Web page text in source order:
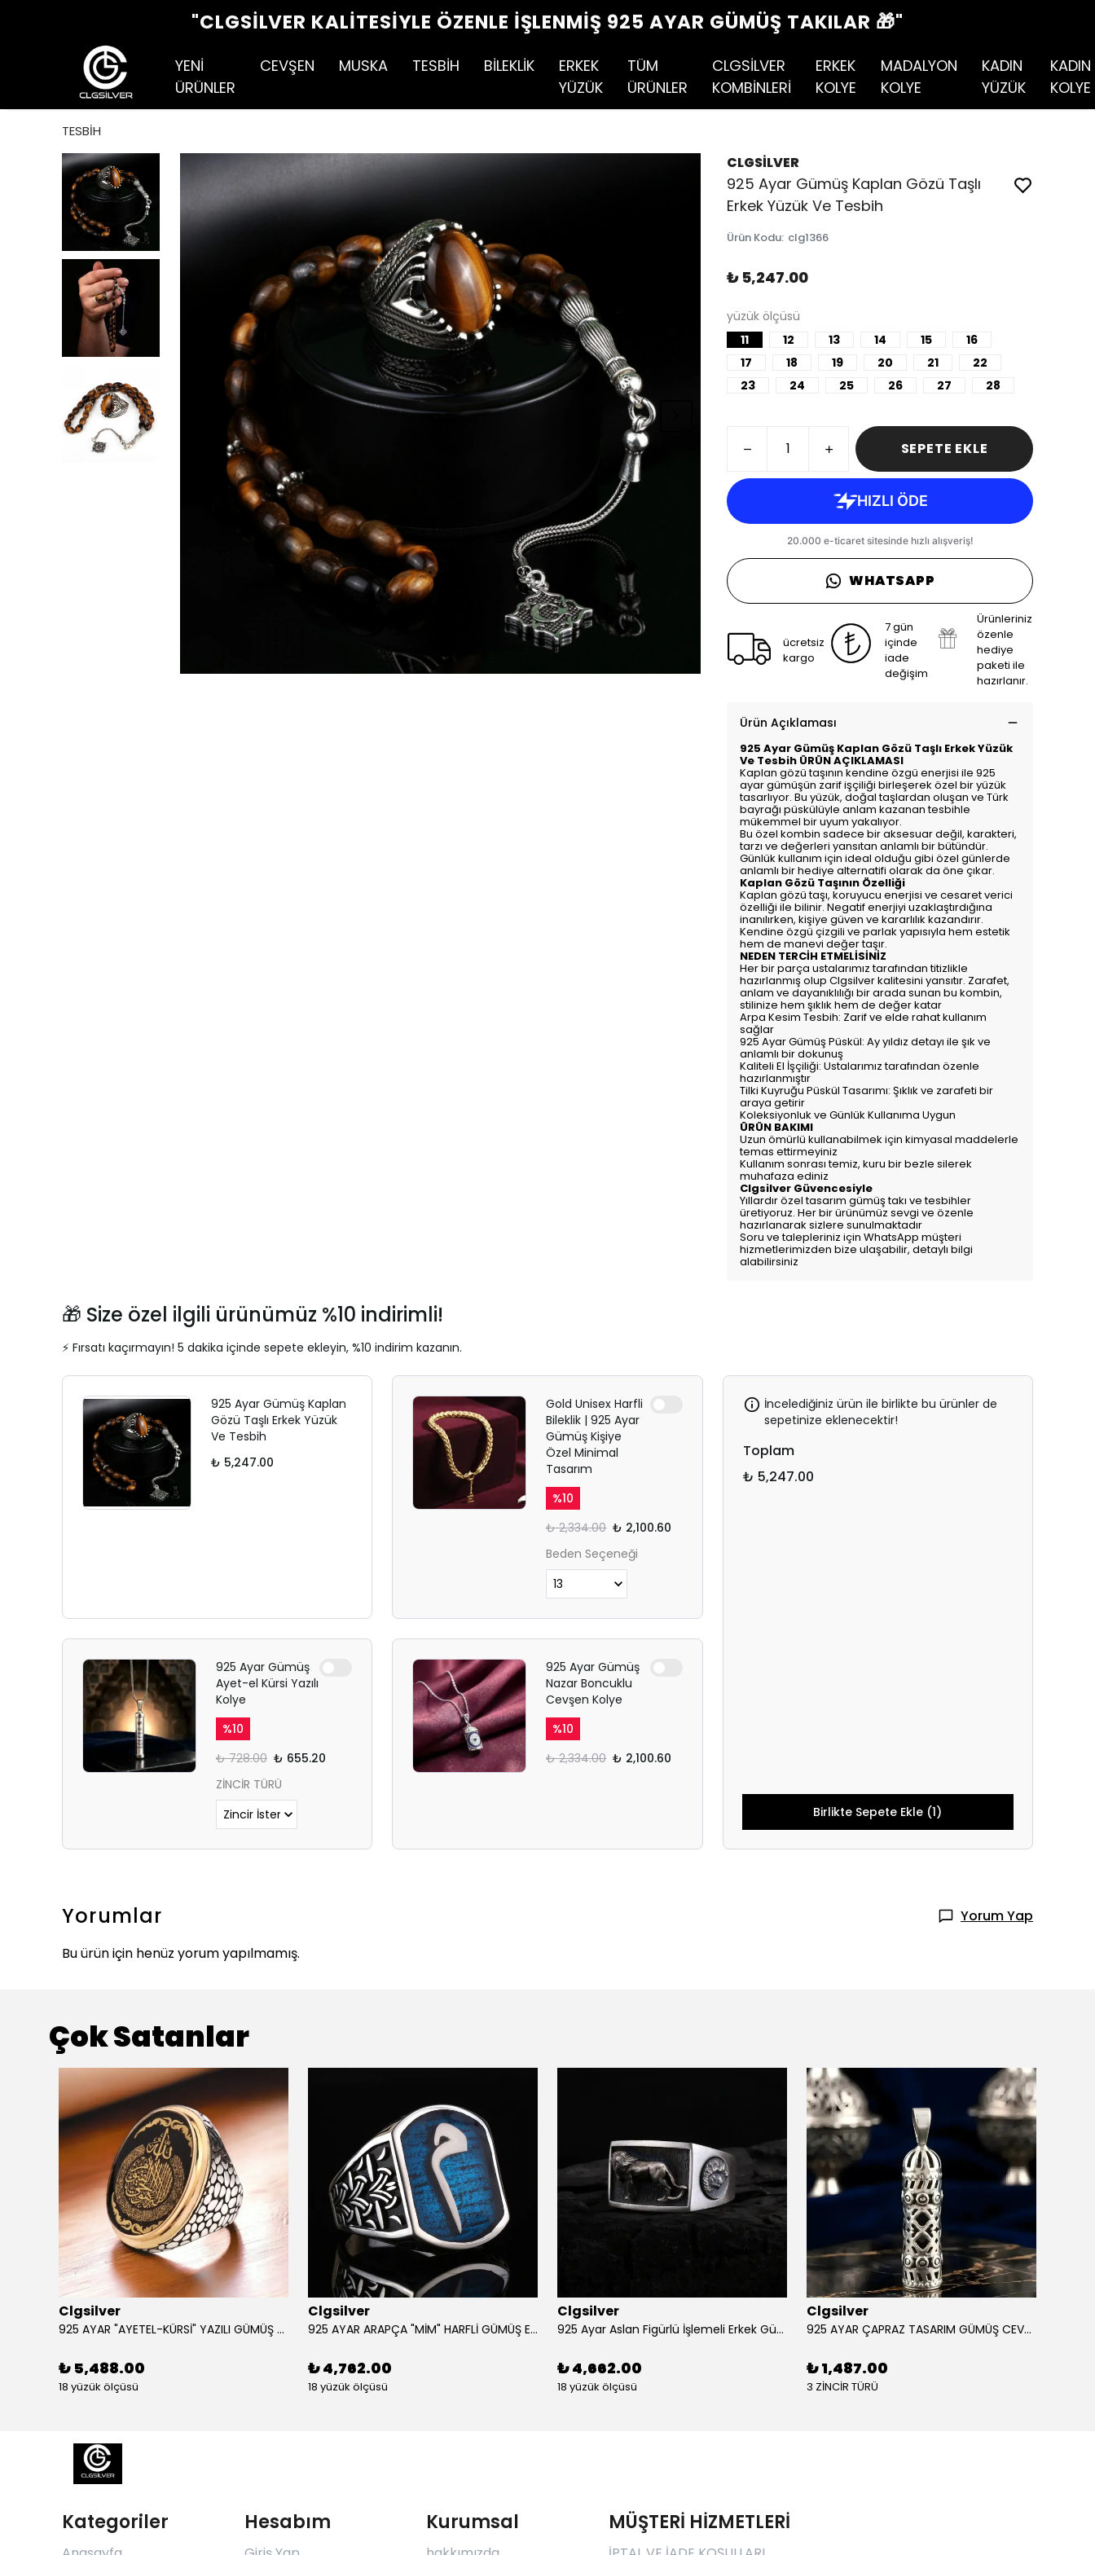
"CLGSILVER KALITESIYLE ÖZENLE İŞLENMIŞ 925 AYAR GÜMÜŞ TAKILAR 🎁"
YENİ
ÜRÜNLER
CEVŞEN MUSKA TESBİH BİLEKLİK
ERKEK
YÜZÜK
TÜM
ÜRÜNLER
CLGSİLVER
KOMBİNLERİ
ERKEK
KOLYE
MADALYON
KOLYE
KADIN
YÜZÜK
KADIN
KOLYE
TESBİH
CLGSİLVER
925 Ayar Gümüş Kaplan Gözü Taşlı
Erkek Yüzük Ve Tesbih
Ürün Kodu: clg1366
₺ 5,247.00
yüzük ölçüsü
11
12 13 14 15
16
17
18 19 20 21
22
23
24 25 26 27 28
SEPETE EKLE
WHATSAPP
ücretsiz
kargo
7 gün
içinde
iade
değişim
Ürünleriniz
özenle
hediye
paketi ile
hazırlanır.
Ürün Açıklaması
925 Ayar Gümüş Kaplan Gözü Taşlı Erkek Yüzük
Ve Tesbih ÜRÜN AÇIKLAMASI
Kaplan gözü taşının kendine özgü enerjisi ile 925
ayar gümüşün zarif işçiliği birleşerek özel bir yüzük
tasarlıyor. Bu yüzük, doğal taşlardan oluşan ve Türk
bayrağı püskülüyle anlam kazanan tesbihle
mükemmel bir uyum yakalıyor.
Bu özel kombin sadece bir aksesuar değil, karakteri,
tarzı ve değerleri yansıtan anlamlı bir bütündür.
Günlük kullanım için ideal olduğu gibi özel günlerde
anlamlı bir hediye alternatifi olarak da öne çıkar.
Kaplan Gözü Taşının Özelliği
Kaplan gözü taşı, koruyucu enerjisi ve cesaret verici
özelliği ile bilinir. Negatif enerjiyi uzaklaştırdığına
inanılırken, kişiye güven ve kararlılık kazandırır.
Kendine özgü çizgili ve parlak yapısıyla hem estetik
hem de manevi değer taşır.
NEDEN TERCİH ETMELİSİNİZ
Her bir parça ustalarımız tarafından titizlikle
hazırlanmış olup Clgsilver kalitesini yansıtır. Zarafet,
anlam ve dayanıklılığı bir arada sunan bu kombin,
stilinize hem şıklık hem de değer katar
Arpa Kesim Tesbih: Zarif ve elde rahat kullanım
sağlar
925 Ayar Gümüş Püskül: Ay yıldız detayı ile şık ve
anlamlı bir dokunuş
Kaliteli El İşçiliği: Ustalarımız tarafından özenle
hazırlanmıştır
Tilki Kuyruğu Püskül Tasarımı: Şıklık ve zarafeti bir
araya getirir
Koleksiyonluk ve Günlük Kullanıma Uygun
ÜRÜN BAKIMI
Uzun ömürlü kullanabilmek için kimyasal maddelerle
temas ettirmeyiniz
Kullanım sonrası temiz, kuru bir bezle silerek
muhafaza ediniz
Clgsilver Güvencesiyle
Yıllardır özel tasarım gümüş takı ve tesbihler
üretiyoruz. Her bir ürünümüz sevgi ve özenle
hazırlanarak sizlere sunulmaktadır
Soru ve talepleriniz için WhatsApp müşteri
hizmetlerimizden bize ulaşabilir, detaylı bilgi
alabilirsiniz
🎁 Size özel ilgili ürünümüz %10 indirimli!
⚡ Fırsatı kaçırmayın! 5 dakika içinde sepete ekleyin, %10 indirim kazanın.
925 Ayar Gümüş Kaplan
Gözü Taşlı Erkek Yüzük
Ve Tesbih
₺ 5,247.00
Gold Unisex Harfli
Bileklik | 925 Ayar
Gümüş Kişiye
Özel Minimal
Tasarım
%10
₺ 2,334.00 ₺ 2,100.60
Beden Seçeneği
925 Ayar Gümüş
Ayet-el Kürsi Yazılı
Kolye
%10
₺ 728.00 ₺ 655.20
ZİNCİR TÜRÜ
925 Ayar Gümüş
Nazar Boncuklu
Cevşen Kolye
%10
₺ 2,334.00 ₺ 2,100.60
İncelediğiniz ürün ile birlikte bu ürünler de
sepetinize eklenecektir!
Toplam
₺ 5,247.00
Birlikte Sepete Ekle (1)
Yorumlar
Yorum Yap
Bu ürün için henüz yorum yapılmamış.
Çok Satanlar
Clgsilver
925 AYAR "AYETEL-KÜRSİ" YAZILI GÜMÜŞ ERKEK YÜZÜK
₺ 5,488.00
18 yüzük ölçüsü
Clgsilver
925 AYAR ARAPÇA "MİM" HARFLİ GÜMÜŞ ERKEK YÜZÜK
₺ 4,762.00
18 yüzük ölçüsü
Clgsilver
925 Ayar Aslan Figürlü İşlemeli Erkek Gümüş Yüzük
₺ 4,662.00
18 yüzük ölçüsü
Clgsilver
925 AYAR ÇAPRAZ TASARIM GÜMÜŞ CEVŞEN
₺ 1,487.00
3 ZİNCİR TÜRÜ
Kategoriler Hesabım Kurumsal MÜŞTERİ HİZMETLERİ